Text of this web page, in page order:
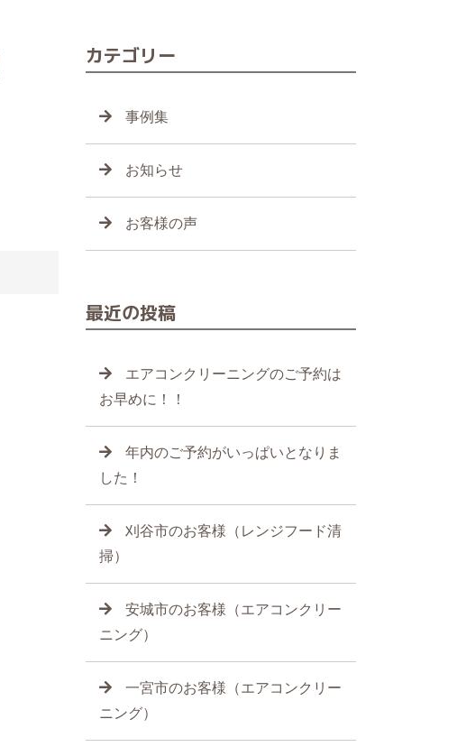
カテゴリー
事例集
お知らせ
お客様の声
最近の投稿
エアコンクリーニングのご予約は
お早めに！！
年内のご予約がいっぱいとなりま
した！
刈谷市のお客様（レンジフード清
掃）
安城市のお客様（エアコンクリー
ニング）
一宮市のお客様（エアコンクリー
ニング）